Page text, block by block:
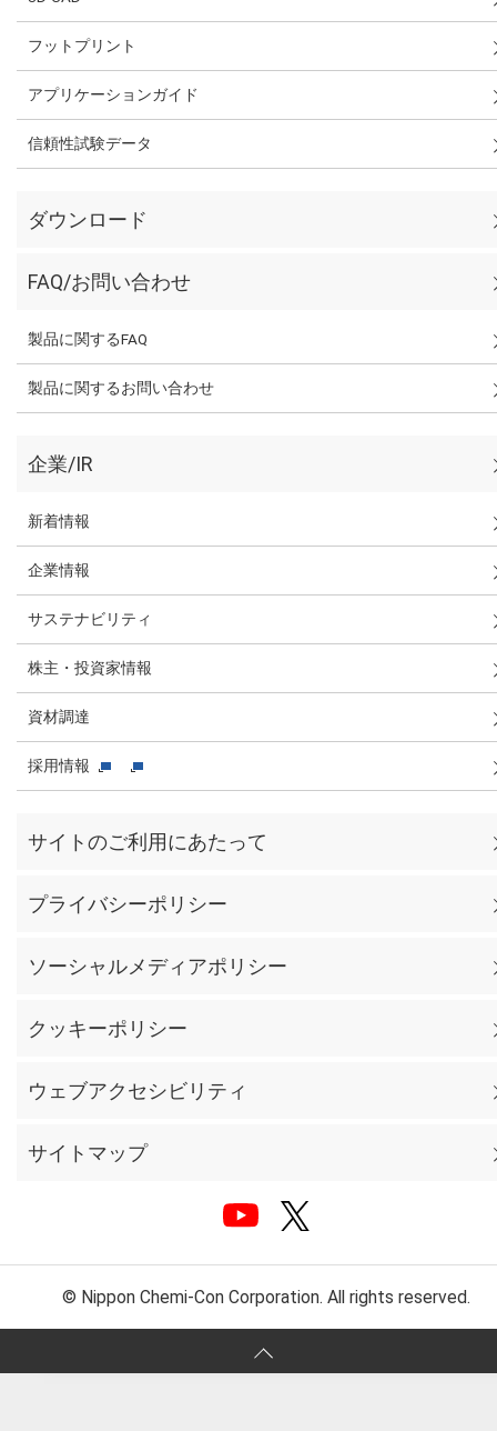
フットプリント
アプリケーションガイド
信頼性試験データ
ダウンロード
FAQ/お問い合わせ
製品に関するFAQ
製品に関するお問い合わせ
企業/IR
新着情報
企業情報
サステナビリティ
株主・投資家情報
資材調達
採用情報
サイトのご利用にあたって
プライバシーポリシー
ソーシャルメディアポリシー
クッキーポリシー
ウェブアクセシビリティ
サイトマップ
© Nippon Chemi-Con Corporation. All rights reserved.